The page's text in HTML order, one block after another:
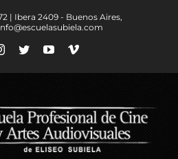
72 | Ibera 2409 - Buenos Aires,
Instagram
TwitterYouTubeVimeo